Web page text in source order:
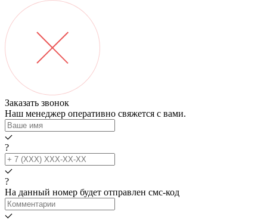
Заказать звонок
Наш менеджер оперативно свяжется с вами.
?
?
На данный номер будет отправлен смс‑код